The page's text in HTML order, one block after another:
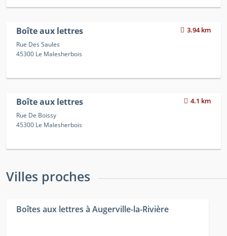
Boîte aux lettres 3.94 km
Rue Des Saules
45300 Le Malesherbois
Boîte aux lettres 4.1 km
Rue De Boissy
45300 Le Malesherbois
Villes proches
Boîtes aux lettres à Augerville-la-Rivière